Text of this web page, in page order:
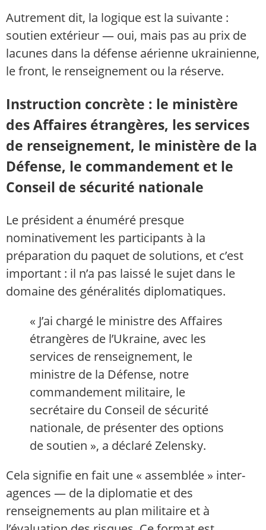
Autrement dit, la logique est la suivante :
soutien extérieur — oui, mais pas au prix de
lacunes dans la défense aérienne ukrainienne,
le front, le renseignement ou la réserve.
Instruction concrète : le ministère
des Affaires étrangères, les services
de renseignement, le ministère de la
Défense, le commandement et le
Conseil de sécurité nationale
Le président a énuméré presque
nominativement les participants à la
préparation du paquet de solutions, et c’est
important : il n’a pas laissé le sujet dans le
domaine des généralités diplomatiques.
« J’ai chargé le ministre des Affaires
étrangères de l’Ukraine, avec les
services de renseignement, le
ministre de la Défense, notre
commandement militaire, le
secrétaire du Conseil de sécurité
nationale, de présenter des options
de soutien », a déclaré Zelensky.
Cela signifie en fait une « assemblée » inter-
agences — de la diplomatie et des
renseignements au plan militaire et à